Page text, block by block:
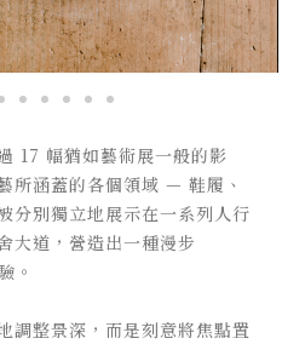
17 幅猶如藝術展一般的影
所涵蓋的各個領域 — 鞋履、
分別獨立地展示在一系列人行
大道，營造出一種漫步
。
調整景深， 而是刻意將焦點置